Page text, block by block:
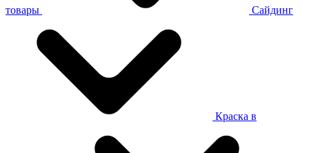
товары Сайдинг
Краска в